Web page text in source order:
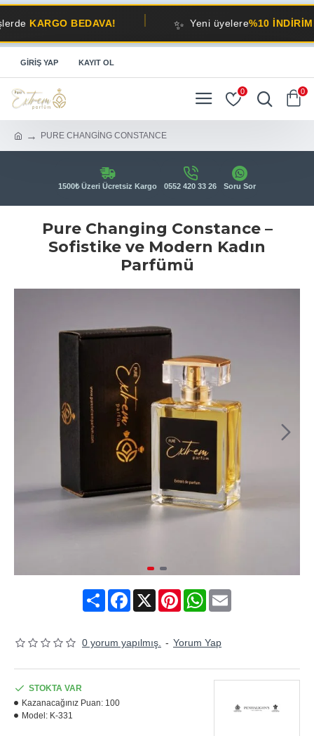
BEDAVA! Yeni üyelere%10 İNDİRİM!
GIRIŞ YAP KAYIT OL
0 0
PURE CHANGİNG CONSTANCE
1500₺ Üzeri Ücretsiz Kargo 0552 420 33 26 Soru Sor
Pure Changing Constance –
Sofistike ve Modern Kadın
Parfümü
ShareFacebook
X PinterestWhatsApp
Email
0 yorum yapılmış. - Yorum Yap
STOKTA VAR
Kazanacağınız Puan: 100
Model: K-331